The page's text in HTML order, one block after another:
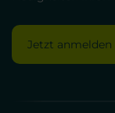
Jetzt anmelden